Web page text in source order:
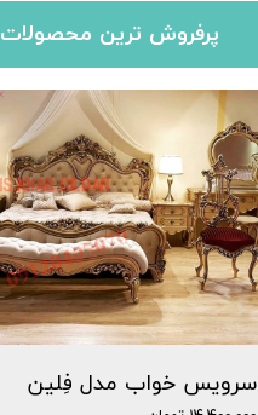
سرویس خواب مدل فِلین
پرفروش ترین محصولات